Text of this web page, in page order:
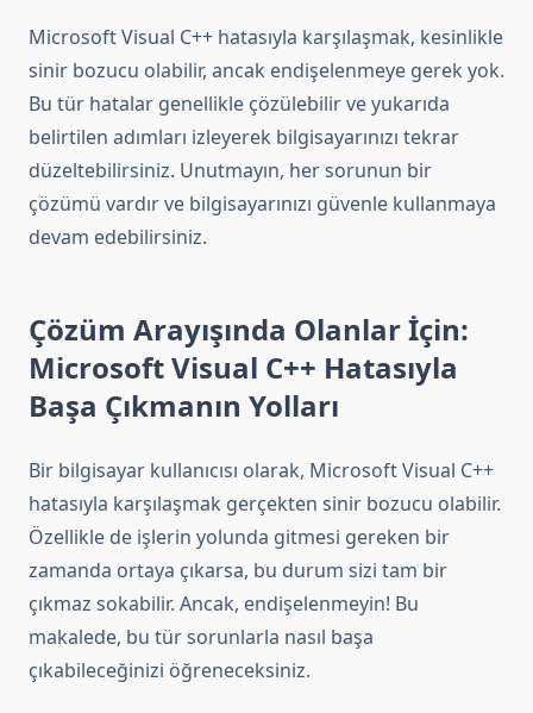
Microsoft Visual C++ hatasıyla karşılaşmak, kesinlikle
sinir bozucu olabilir, ancak endişelenmeye gerek yok.
Bu tür hatalar genellikle çözülebilir ve yukarıda
belirtilen adımları izleyerek bilgisayarınızı tekrar
düzeltebilirsiniz. Unutmayın, her sorunun bir
çözümü vardır ve bilgisayarınızı güvenle kullanmaya
devam edebilirsiniz.
Çözüm Arayışında Olanlar İçin:
Microsoft Visual C++ Hatasıyla
Başa Çıkmanın Yolları
Bir bilgisayar kullanıcısı olarak, Microsoft Visual C++
hatasıyla karşılaşmak gerçekten sinir bozucu olabilir.
Özellikle de işlerin yolunda gitmesi gereken bir
zamanda ortaya çıkarsa, bu durum sizi tam bir
çıkmaz sokabilir. Ancak, endişelenmeyin! Bu
makalede, bu tür sorunlarla nasıl başa
çıkabileceğinizi öğreneceksiniz.